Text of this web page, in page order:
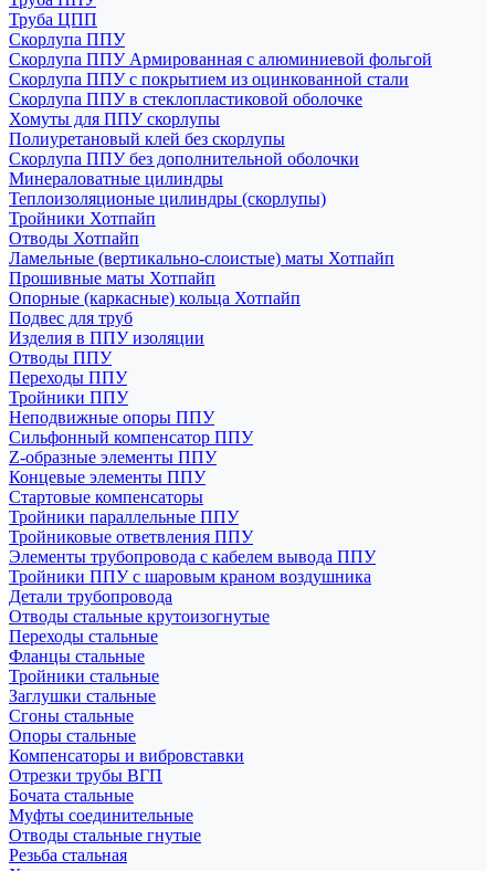
Труба ЦПП
Скорлупа ППУ
Скорлупа ППУ Армированная с алюминиевой фольгой
Скорлупа ППУ с покрытием из оцинкованной стали
Скорлупа ППУ в стеклопластиковой оболочке
Хомуты для ППУ скорлупы
Полиуретановый клей без скорлупы
Скорлупа ППУ без дополнительной оболочки
Минераловатные цилиндры
Теплоизоляционые цилиндры (скорлупы)
Тройники Хотпайп
Отводы Хотпайп
Ламельные (вертикально-слоистые) маты Хотпайп
Прошивные маты Хотпайп
Опорные (каркасные) кольца Хотпайп
Подвес для труб
Изделия в ППУ изоляции
Отводы ППУ
Переходы ППУ
Тройники ППУ
Неподвижные опоры ППУ
Cильфонный компенсатор ППУ
Z-образные элементы ППУ
Концевые элементы ППУ
Стартовые компенсаторы
Тройники параллельные ППУ
Тройниковые ответвления ППУ
Элементы трубопровода с кабелем вывода ППУ
Тройники ППУ с шаровым краном воздушника
Детали трубопровода
Отводы стальные крутоизогнутые
Переходы стальные
Фланцы стальные
Тройники стальные
Заглушки стальные
Сгоны стальные
Опоры стальные
Компенсаторы и вибровставки
Отрезки трубы ВГП
Бочата стальные
Муфты соединительные
Отводы стальные гнутые
Резьба стальная